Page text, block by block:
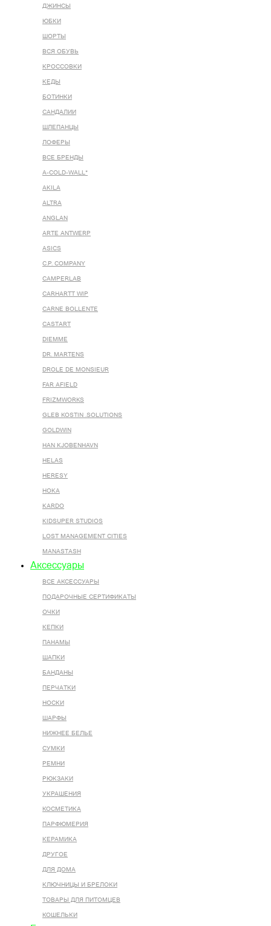
ДЖИНСЫ
ЮБКИ
ШОРТЫ
ВСЯ ОБУВЬ
КРОССОВКИ
КЕДЫ
БОТИНКИ
САНДАЛИИ
ШЛЕПАНЦЫ
ЛОФЕРЫ
ВСЕ БРЕНДЫ
A-COLD-WALL*
AKILA
ALTRA
ANGLAN
ARTE ANTWERP
ASICS
C.P. COMPANY
CAMPERLAB
CARHARTT WIP
CARNE BOLLENTE
CASTART
DIEMME
DR. MARTENS
DROLE DE MONSIEUR
FAR AFIELD
FRIZMWORKS
GLEB KOSTIN .SOLUTIONS
GOLDWIN
HAN KJOBENHAVN
HELAS
HERESY
HOKA
KARDO
KIDSUPER STUDIOS
LOST MANAGEMENT CITIES
MANASTASH
Аксессуары
ВСЕ AКСЕССУАРЫ
ПОДАРОЧНЫЕ СЕРТИФИКАТЫ
ОЧКИ
КЕПКИ
ПАНАМЫ
ШАПКИ
БАНДАНЫ
ПЕРЧАТКИ
НОСКИ
ШАРФЫ
НИЖНЕЕ БЕЛЬЕ
СУМКИ
РЕМНИ
РЮКЗАКИ
УКРАШЕНИЯ
КОСМЕТИКА
ПАРФЮМЕРИЯ
КЕРАМИКА
ДРУГОЕ
ДЛЯ ДОМА
КЛЮЧНИЦЫ И БРЕЛОКИ
ТОВАРЫ ДЛЯ ПИТОМЦЕВ
КОШЕЛЬКИ